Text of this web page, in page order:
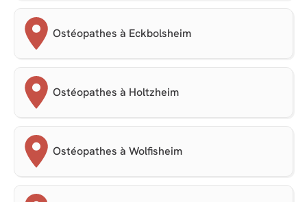
Ostéopathes à Eckbolsheim
Ostéopathes à Holtzheim
Ostéopathes à Wolfisheim